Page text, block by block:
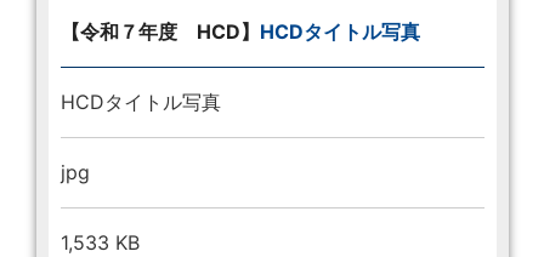
【令和７年度 HCD】 HCDタイトル写真
HCDタイトル写真
jpg
1,533 KB